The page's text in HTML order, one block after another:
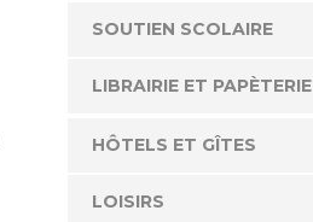
SOUTIEN SCOLAIRE
LIBRAIRIE ET PAPÈTERIE
HÔTELS ET GÎTES
LOISIRS